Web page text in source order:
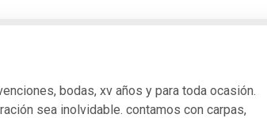
bodas, xv años y para toda ocasión.
sea inolvidable. contamos con carpas,